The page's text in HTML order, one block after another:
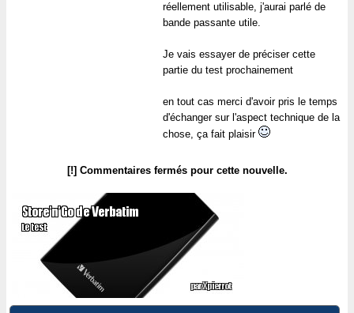
réellement utilisable, j'aurai parlé de
bande passante utile.
Je vais essayer de préciser cette
partie du test prochainement
en tout cas merci d'avoir pris le temps
d'échanger sur l'aspect technique de la
chose, ça fait plaisir
[!] Commentaires fermés pour cette nouvelle.